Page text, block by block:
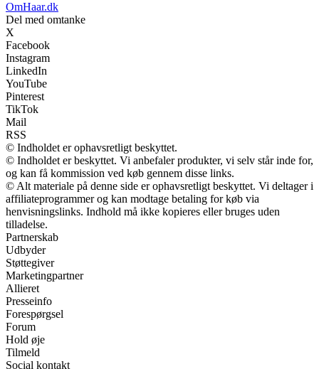
OmHaar.dk
Del med omtanke
X
Facebook
Instagram
LinkedIn
YouTube
Pinterest
TikTok
Mail
RSS
© Indholdet er ophavsretligt beskyttet.
© Indholdet er beskyttet. Vi anbefaler produkter, vi selv står inde for,
og kan få kommission ved køb gennem disse links.
© Alt materiale på denne side er ophavsretligt beskyttet. Vi deltager i
affiliateprogrammer og kan modtage betaling for køb via
henvisningslinks. Indhold må ikke kopieres eller bruges uden
tilladelse.
Partnerskab
Udbyder
Støttegiver
Marketingpartner
Allieret
Presseinfo
Forespørgsel
Forum
Hold øje
Tilmeld
Social kontakt